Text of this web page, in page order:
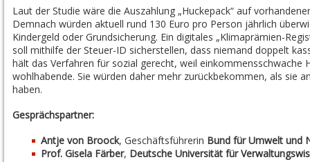
Laut der Studie wäre die Auszahlung „Huckepack“ auf
Demnach würden aktuell rund 130 Euro pro Person jährlich
Kindergeld oder Grundsicherung. Ein digitales „Klimaprämien-
soll mithilfe der Steuer-ID sicherstellen, dass niemand doppelt
hält das Verfahren für sozial gerecht, weil einkommensschwache
wohlhabende. Sie würden daher mehr zurückbekommen, als sie
haben.
Gesprächspartner:
Antje von Broock, Geschäftsführerin Bund für Umwelt und
Prof. Gisela Färber, Deutsche Universität für